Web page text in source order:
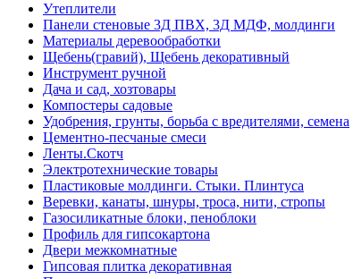
Утеплители
Панели стеновые 3Д ПВХ, 3Д МДФ, молдинги
Материалы деревообработки
Щебень(гравий), Щебень декоративный
Инструмент ручной
Дача и сад, хозтовары
Компостеры садовые
Удобрения, грунты, борьба с вредителями, семена
Цементно-песчаные смеси
Ленты.Скотч
Электротехнические товары
Пластиковые молдинги. Стыки. Плинтуса
Веревки, канаты, шнуры, троса, нити, стропы
Газосиликатные блоки, пеноблоки
Профиль для гипсокартона
Двери межкомнатные
Гипсовая плитка декоративная